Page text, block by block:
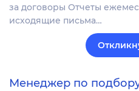
за договоры Отчеты
исходящие письма…
Менеджер по